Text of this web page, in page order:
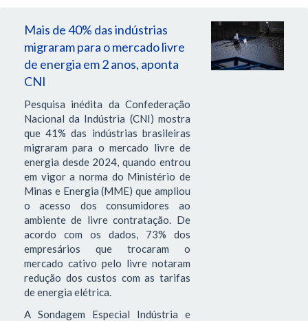
Mais de 40% das indústrias
migraram para o mercado livre
de energia em 2 anos, aponta
CNI
Pesquisa inédita da Confederação
Nacional da Indústria (CNI) mostra
que 41% das indústrias brasileiras
migraram para o mercado livre de
energia desde 2024, quando entrou
em vigor a norma do Ministério de
Minas e Energia (MME) que ampliou
o acesso dos consumidores ao
ambiente de livre contratação. De
acordo com os dados, 73% dos
empresários que trocaram o
mercado cativo pelo livre notaram
redução dos custos com as tarifas
de energia elétrica.
A Sondagem Especial Indústria e